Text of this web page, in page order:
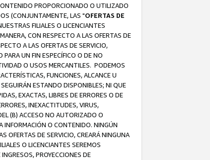
PROPORCIONADO O UTILIZADO
(CONJUNTAMENTE, LAS "OFERTAS DE
FILIALES O LICENCIANTES
CON RESPECTO A LAS OFERTAS DE
A LAS OFERTAS DE SERVICIO,
UN FIN ESPECÍFICO O DE NO
O USOS MERCANTILES. PODEMOS
FUNCIONES, ALCANCE U
ESTANDO DISPONIBLES; NI QUE
EXACTAS, LIBRES DE ERRORES O DE
INEXACTITUDES, VIRUS,
(B) ACCESO NO AUTORIZADO O
INFORMACIÓN O CONTENIDO. NINGÚN
OFERTAS DE SERVICIO, CREARÁ NINGUNA
O LICENCIANTES SEREMOS
PROYECCIONES DE